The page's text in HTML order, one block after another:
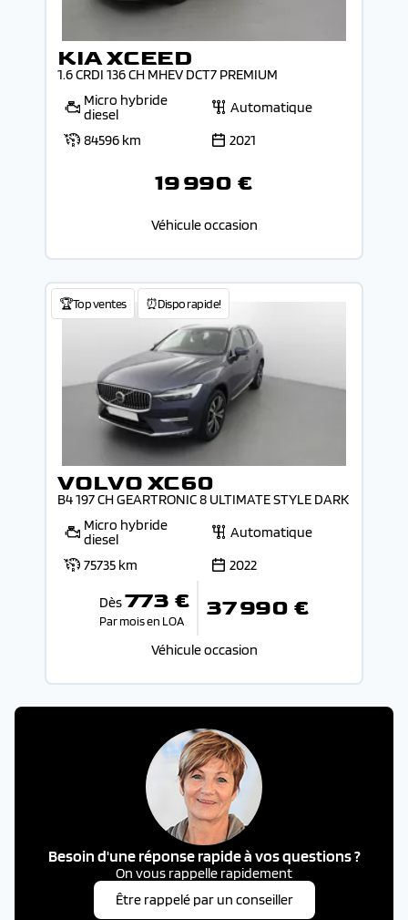
KIA XCEED
1.6 CRDI 136 CH MHEV DCT7 PREMIUM
Micro hybride
diesel
Automatique
84596 km
2021
19 990 €
Véhicule occasion
🏆Top ventes ⏰Dispo rapide!
VOLVO XC60
B4 197 CH GEARTRONIC 8 ULTIMATE STYLE DARK
Micro hybride
diesel
Automatique
75735 km
2022
Dès773 €
Par mois en LOA 37 990 €
Véhicule occasion
Besoin d'une réponse rapide à vos questions ?
On vous rappelle rapidement
Être rappelé par un conseiller